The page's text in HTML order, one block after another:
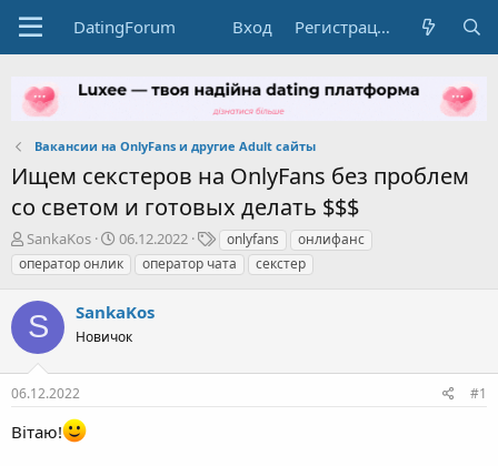
DatingForum Вход Регистрация
Вакансии на OnlyFans и другие Adult сайты
Ищем секстеров на OnlyFans без проблем
со светом и готовых делать $$$
А
в
т
о
р
т
е
м
ы
SankaKos
Д
а
т
н
а
а
06.12.2022
Т
е
г
onlyfans
онлифанс
оператор онлик
оператор чата секстер
S SankaKos
Новичок
06.12.2022 #1
Вітаю!